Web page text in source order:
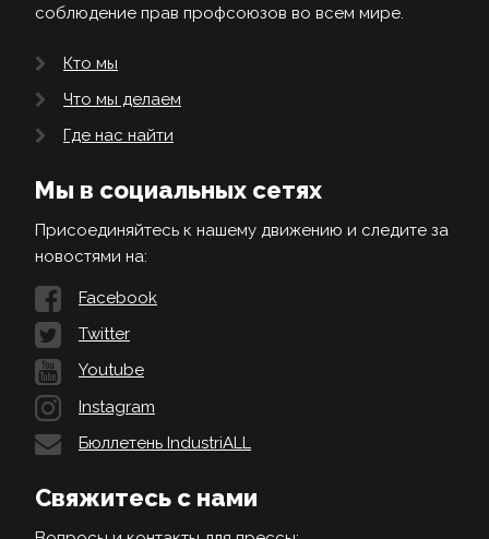
соблюдение прав профсоюзов во всем мире.
Кто мы
Что мы делаем
Где нас найти
Мы в социальных сетях
Присоединяйтесь к нашему движению и следите за
новостями на:
Facebook
Twitter
Youtube
Instagram
Бюллетень IndustriALL
Свяжитесь с нами